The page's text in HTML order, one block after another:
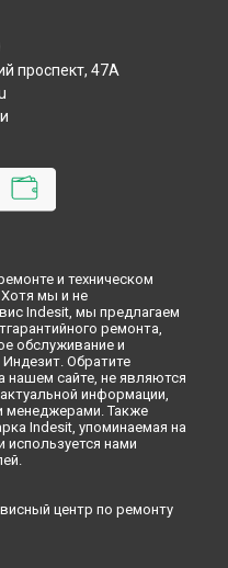
105 (EE) Indesit в
105 (EE) Indesit в
105 (EE) Indesit в
105 (EE) Indesit в
105 (EE) Indesit в
105 (EE) Indesit в
105 (EE) Indesit в
105 (EE) Indesit в
105 (EE) Indesit в
105 (EE) Indesit в
105 (EE) Indesit в
проспект, 47А
и техническом
мы и не
Indesit, мы предлагаем
ремонта,
обслуживание и
Обратите
нашем сайте, не являются
информации,
менеджерами. Также
Indesit, упоминаемая на
используется нами
центр по ремонту